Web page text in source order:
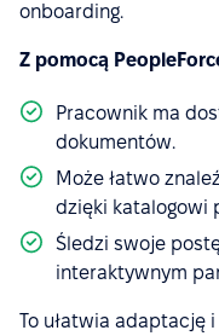
onboarding.
Z pomocą
Pracownik ma
dokumentów.
Może łatwo
dzięki katalogowi
Śledzi swoje
interaktywnym
To ułatwia adaptację